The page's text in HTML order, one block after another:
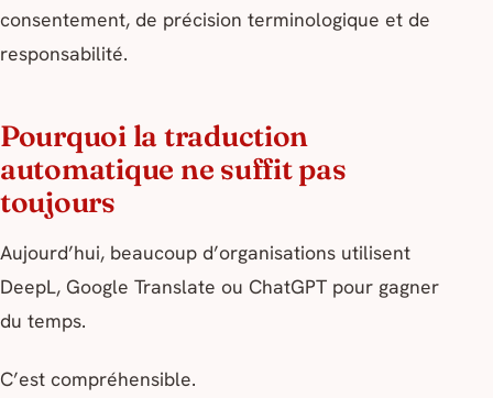
consentement, de précision terminologique et de
responsabilité.
Pourquoi la traduction
automatique ne suffit pas
toujours
Aujourd’hui, beaucoup d’organisations utilisent
DeepL, Google Translate ou ChatGPT pour gagner
du temps.
C’est compréhensible.